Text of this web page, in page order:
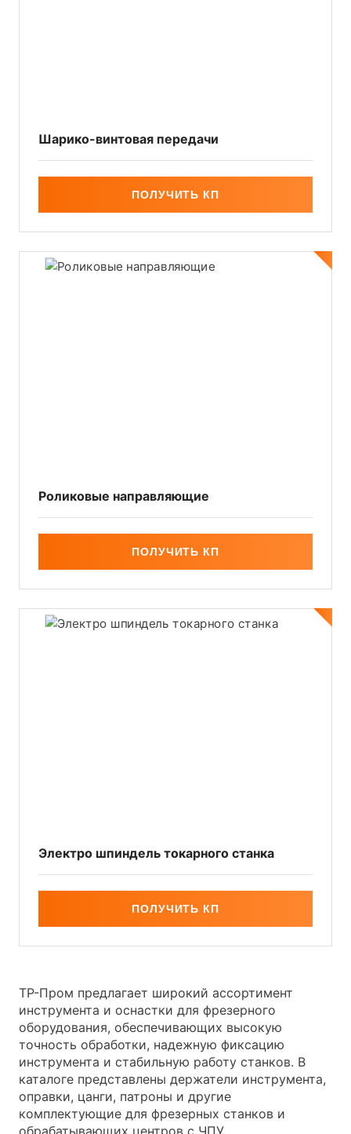
Шарико-винтовая передачи
ПОЛУЧИТЬ КП
Роликовые направляющие
ПОЛУЧИТЬ КП
Электро шпиндель токарного станка
ПОЛУЧИТЬ КП
ТР-Пром предлагает широкий ассортимент
инструмента и оснастки для фрезерного
оборудования, обеспечивающих высокую
точность обработки, надежную фиксацию
инструмента и стабильную работу станков. В
каталоге представлены держатели инструмента,
оправки, цанги, патроны и другие
комплектующие для фрезерных станков и
обрабатывающих центров с ЧПУ.